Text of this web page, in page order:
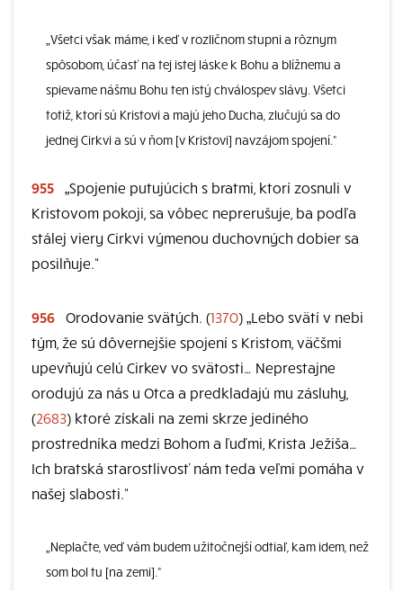
„Všetci však máme, i keď v rozličnom stupni a rôznym
spôsobom, účasť na tej istej láske k Bohu a blížnemu a
spievame nášmu Bohu ten istý chválospev slávy. Všetci
totiž, ktorí sú Kristovi a majú jeho Ducha, zlučujú sa do
jednej Cirkvi a sú v ňom [v Kristovi] navzájom spojení.“
955 „Spojenie putujúcich s bratmi, ktorí zosnuli v
Kristovom pokoji, sa vôbec neprerušuje, ba podľa
stálej viery Cirkvi výmenou duchovných dobier sa
posilňuje.“
956 Orodovanie svätých. (1370) „Lebo svätí v nebi
tým, že sú dôvernejšie spojení s Kristom, väčšmi
upevňujú celú Cirkev vo svätosti… Neprestajne
orodujú za nás u Otca a predkladajú mu zásluhy,
(2683) ktoré získali na zemi skrze jediného
prostredníka medzi Bohom a ľuďmi, Krista Ježiša…
Ich bratská starostlivosť nám teda veľmi pomáha v
našej slabosti.“
„Neplačte, veď vám budem užitočnejší odtiaľ, kam idem, než
som bol tu [na zemi].“